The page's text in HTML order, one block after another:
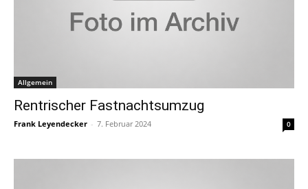
Allgemein
Rentrischer Fastnachtsumzug
Frank Leyendecker - 7. Februar 2024 0